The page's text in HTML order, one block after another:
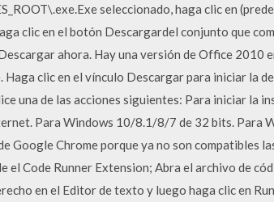
seleccionado, haga clic en
clic en el botón Descargardel conjunto que
ahora. Hay una versión de Office 2010
Haga clic en el vínculo Descargar para iniciar la
una de las acciones siguientes: Para iniciar la
Para Windows 10/8.1/8/7 de 32 bits. Para
Google Chrome porque ya no son compatibles
el Code Runner Extension; Abra el archivo de
en el Editor de texto y luego haga clic en